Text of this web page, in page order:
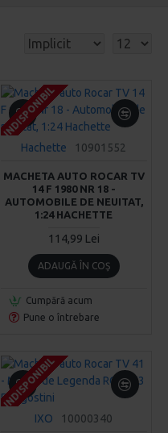
INDISPONIBIL
INDISPONIBIL
INDISPONIBIL
Hachette 10901552
MACHETA AUTO ROCAR TV
14 F 1980 NR 18 -
AUTOMOBILE DE NEUITAT,
1:24 HACHETTE
114,99 Lei
ADAUGĂ ÎN COŞ
Cumpără acum
Pune o întrebare
INDISPONIBIL
INDISPONIBIL
INDISPONIBIL
IXO 10000340